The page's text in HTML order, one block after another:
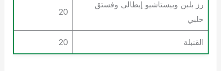
رز بلبن وبيستاشيو إيطالي وفستق
حلبي
20
القنبلة 20